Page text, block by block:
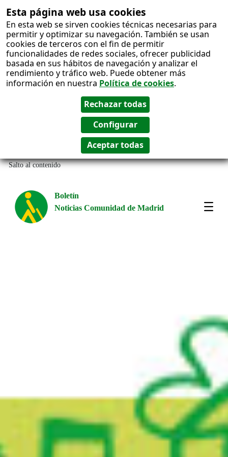
Esta página web usa cookies
En esta web se sirven cookies técnicas necesarias para
permitir y optimizar su navegación. También se usan
cookies de terceros con el fin de permitir
funcionalidades de redes sociales, ofrecer publicidad
basada en sus hábitos de navegación y analizar el
rendimiento y tráfico web. Puede obtener más
información en nuestra Política de cookies.
Salto al contenido
Boletín
Noticias Comunidad de Madrid